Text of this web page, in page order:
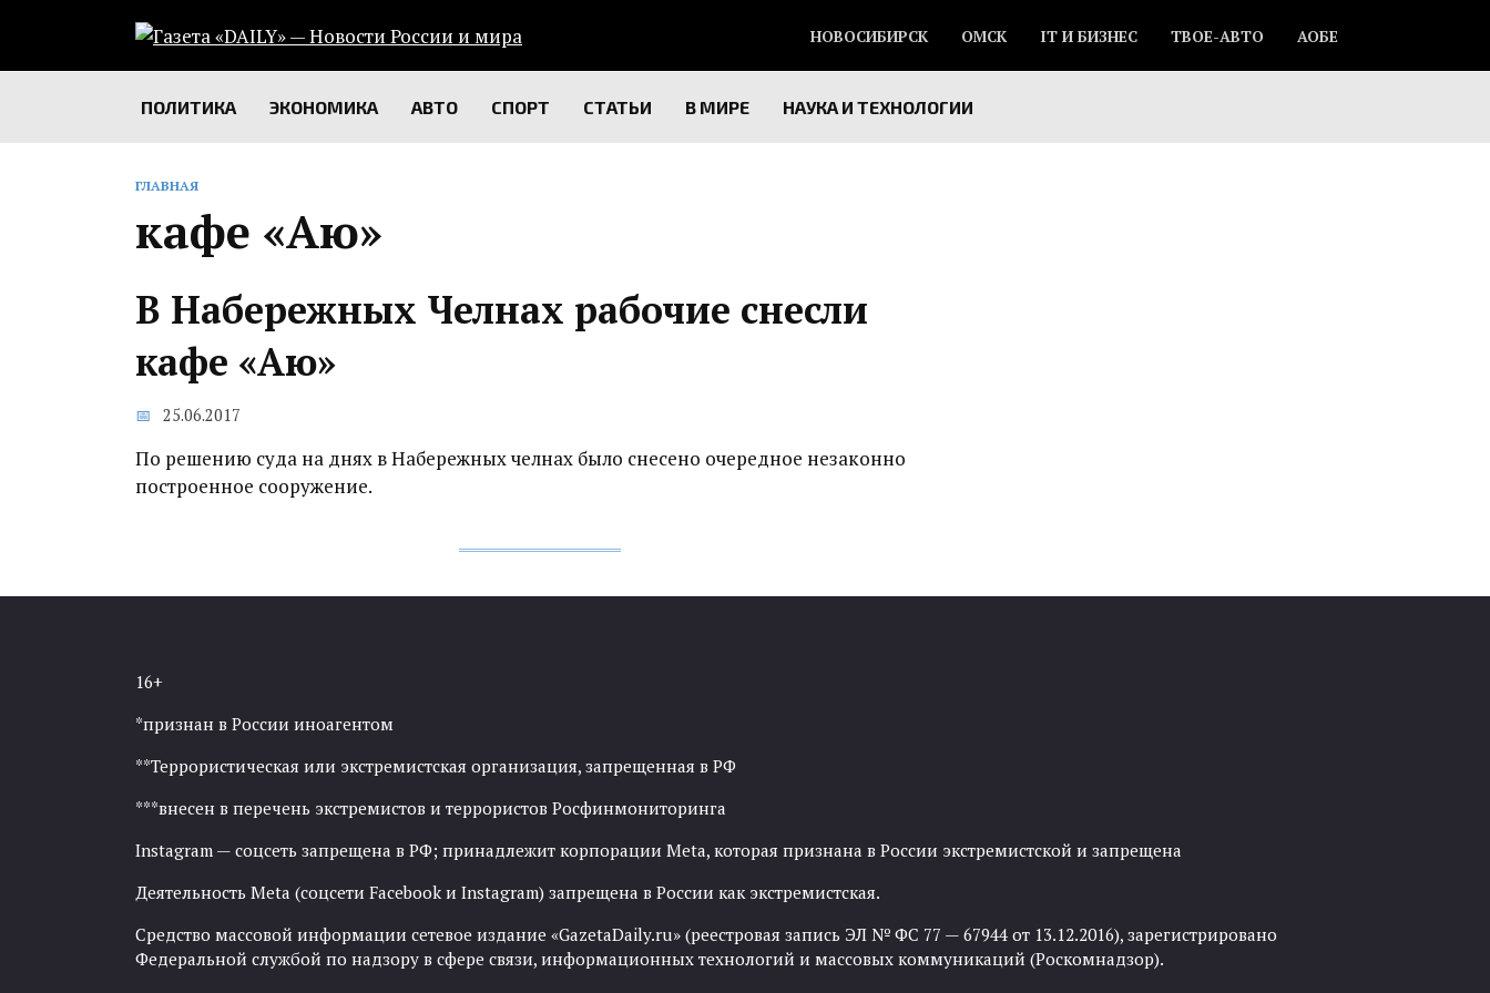
содержанию
НОВОСИБИРСК ОМСК IT И БИЗНЕС ТВОЕ-АВТО АОБЕ
ПОЛИТИКА ЭКОНОМИКА АВТО СПОРТ СТАТЬИ В МИРЕ НАУКА И ТЕХНОЛОГИИ
ГЛАВНАЯ
кафе «Аю»
В Набережных Челнах рабочие снесли
кафе «Аю»
25.06.2017
По решению суда на днях в Набережных челнах было снесено очередное незаконно
построенное сооружение.
16+
*признан в России иноагентом
**Террористическая или экстремистская организация, запрещенная в РФ
***внесен в перечень экстремистов и террористов Росфинмониторинга
Instagram — соцсеть запрещена в РФ; принадлежит корпорации Meta, которая признана в России экстремистской и запрещена
Деятельность Meta (соцсети Facebook и Instagram) запрещена в России как экстремистская.
Средство массовой информации сетевое издание «GazetaDaily.ru» (реестровая запись ЭЛ № ФС 77 — 67944 от 13.12.2016), зарегистрировано
Федеральной службой по надзору в сфере связи, информационных технологий и массовых коммуникаций (Роскомнадзор).